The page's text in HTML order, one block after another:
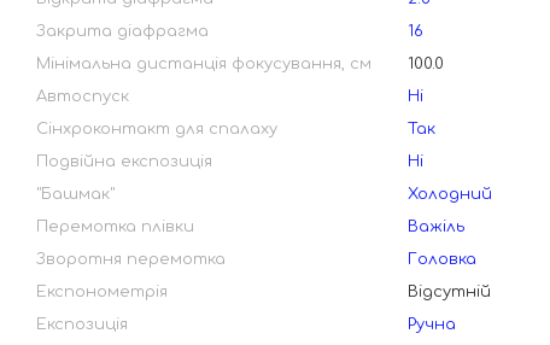
Закрита діафрагма
16
Мінімальна дистанція фокусування, см
100.0
Автоспуск
Ні
Сінхроконтакт для спалаху
Так
Подвійна експозиція
Ні
"Башмак"
Холодний
Перемотка плівки
Важіль
Зворотня перемотка
Головка
Експонометрія
Відсутній
Експозиція
Ручна